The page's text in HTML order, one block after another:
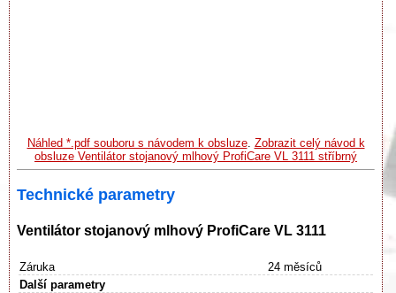
Náhled *.pdf souboru s návodem k obsluze. Zobrazit celý návod k
obsluze Ventilátor stojanový mlhový ProfiCare VL 3111 stříbrný
Technické parametry
Ventilátor stojanový mlhový ProfiCare VL 3111
Záruka
24 měsíců
Další parametry